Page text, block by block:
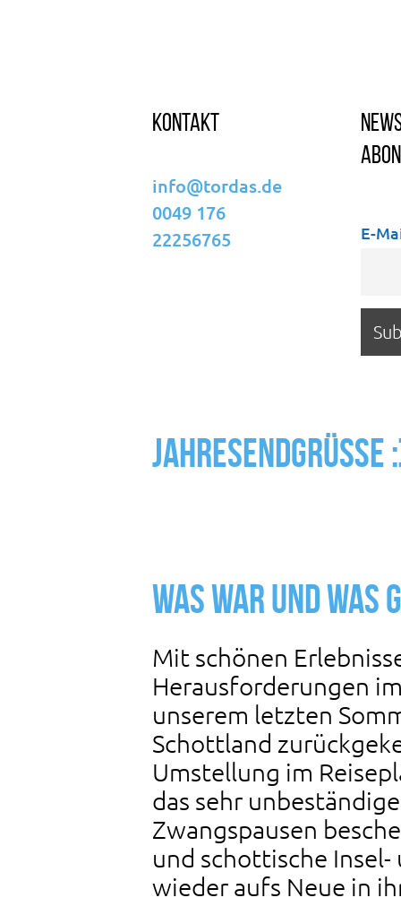
Kontakt
info@tordas.de
0049 176
22256765
E-
Jahresendgrüße
Was war und was
Mit schönen
Herausforderungen
unserem letzten
Schottland
Umstellung im
das sehr
Zwangspausen
und schottische
wieder aufs Neue in